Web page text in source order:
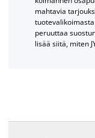
mahtavia
peruuttaa
lisää siitä, miten